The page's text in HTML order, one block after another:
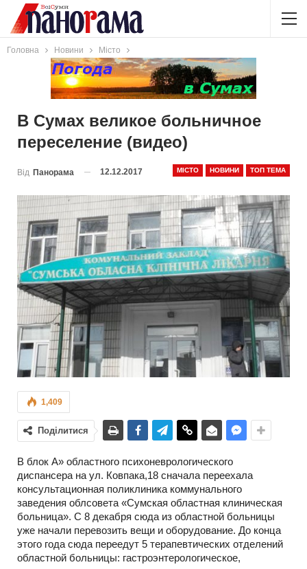
Головна Новини Місто
В Сумах великое больничное
переселение (видео)
МІСТО НОВИНИ ТОП ТЕМА
Від Панорама 12.12.2017
1,409
Поділитися
В блок А» областного психоневрологического
диспансера на ул. Ковпака,18 сначала переехала
консультационная поликлиника коммунального
заведения облсовета «Сумская областная клиническая
больница». С 8 декабря сюда из областной больницы
уже начали перевозить вещи и оборудование. До конца
этого года сюда переедут 5 терапевтических отделений
областной больницы: гастроэнтерологическое,